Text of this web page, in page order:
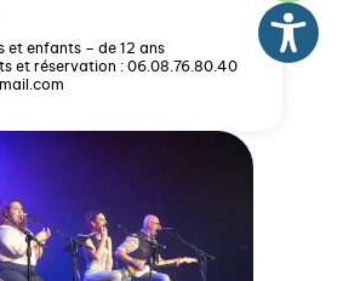
et enfants – de 12 ans
et réservation : 06.08.76.80.40